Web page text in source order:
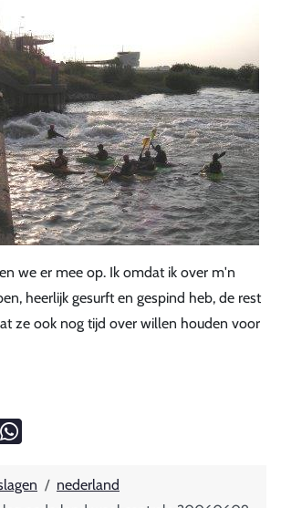
we er mee op. Ik omdat ik over m'n
heerlijk gesurft en gespind heb, de rest
ze ook nog tijd over willen houden voor
nederland